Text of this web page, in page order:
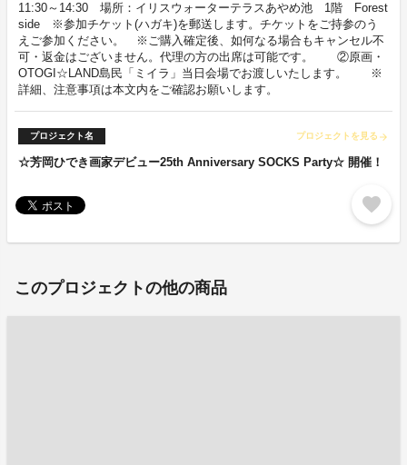
11:30～14:30 場所：イリスウォーターテラスあやめ池 1階 Forest
side ※参加チケット(ハガキ)を郵送します。チケットをご持参のう
えご参加ください。 ※ご購入確定後、如何なる場合もキャンセル不
可・返金はございません。代理の方の出席は可能です。 ②原画・
OTOGI☆LAND島民「ミイラ」当日会場でお渡しいたします。 ※
詳細、注意事項は本文内をご確認お願いします。
プロジェクト名 プロジェクトを見る arrow_forward
☆芳岡ひでき画家デビュー25th Anniversary SOCKS Party☆ 開催！
favorite
このプロジェクトの他の商品